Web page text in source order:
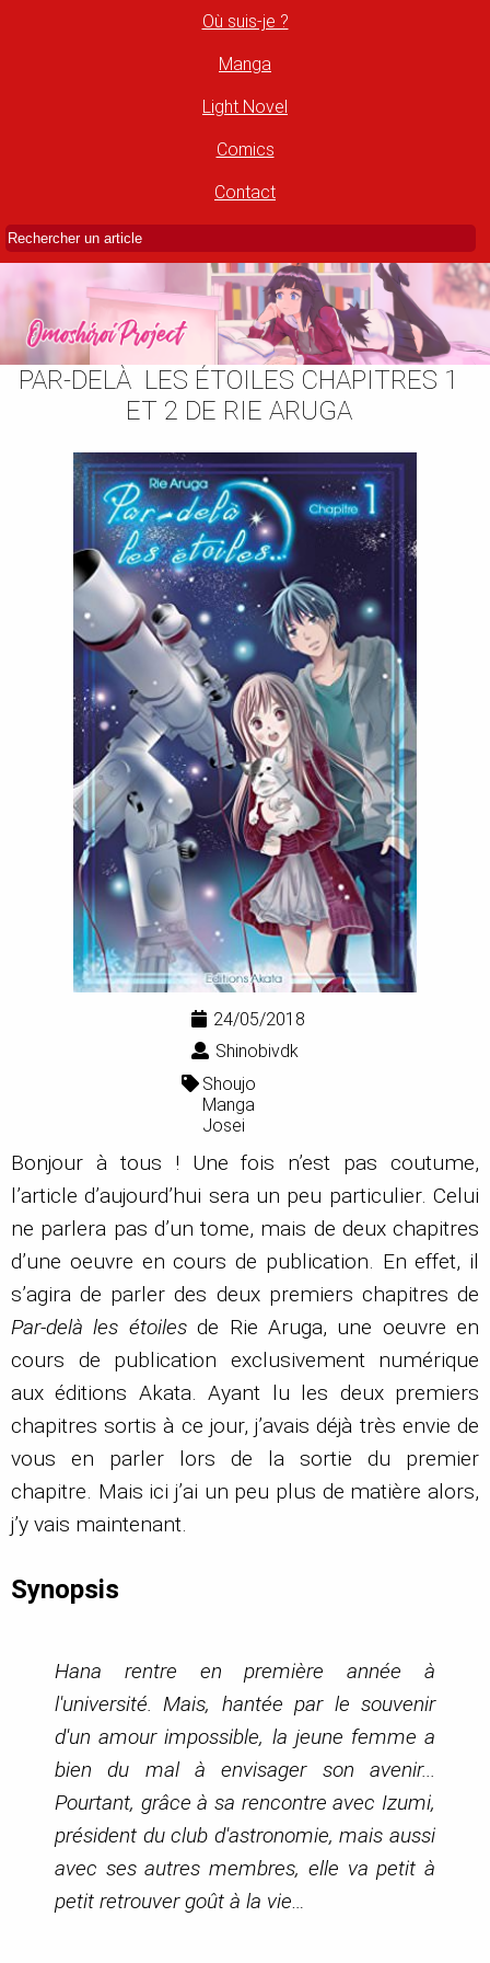
Où suis-je ?
Manga
Light Novel
Comics
Contact
PAR-DELÀ LES ÉTOILES CHAPITRES 1
ET 2 DE RIE ARUGA
24/05/2018
Shinobivdk
Shoujo
Manga
Josei
Bonjour à tous ! Une fois n’est pas coutume,
l’article d’aujourd’hui sera un peu particulier. Celui
ne parlera pas d’un tome, mais de deux chapitres
d’une oeuvre en cours de publication. En effet, il
s’agira de parler des deux premiers chapitres de
Par-delà les étoilesde Rie Aruga, une oeuvre en
cours de publication exclusivement numérique
aux éditions Akata. Ayant lu les deux premiers
chapitres sortis à ce jour, j’avais déjà très envie de
vous en parler lors de la sortie du premier
chapitre. Mais ici j’ai un peu plus de matière alors,
j’y vais maintenant.
Synopsis
Hana rentre en première année à
l'université. Mais, hantée par le souvenir
d'un amour impossible, la jeune femme a
bien du mal à envisager son avenir...
Pourtant, grâce à sa rencontre avec Izumi,
président du club d'astronomie, mais aussi
avec ses autres membres, elle va petit à
petit retrouver goût à la vie…